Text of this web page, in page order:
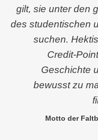
gilt, sie unter den
des studentischen
suchen.
Credit-
Geschichte
bewusst zu
Motto der